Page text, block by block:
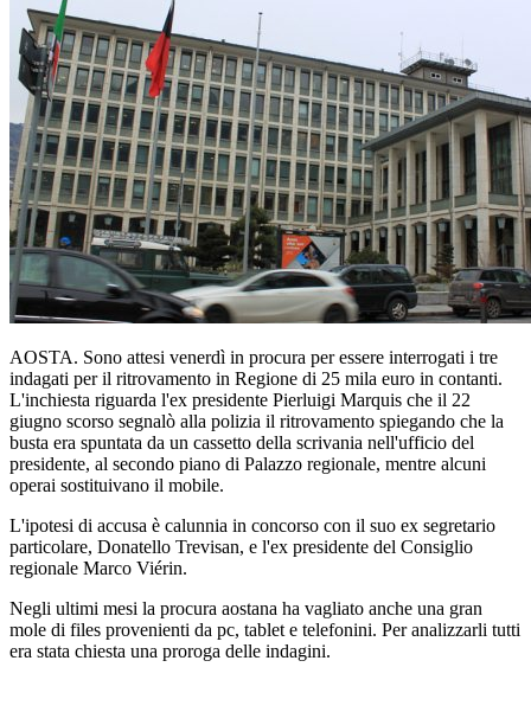
AOSTA. Sono attesi venerdì in procura per essere interrogati i tre
indagati per il ritrovamento in Regione di 25 mila euro in contanti.
L'inchiesta riguarda l'ex presidente Pierluigi Marquis che il 22
giugno scorso segnalò alla polizia il ritrovamento spiegando che la
busta era spuntata da un cassetto della scrivania nell'ufficio del
presidente, al secondo piano di Palazzo regionale, mentre alcuni
operai sostituivano il mobile.
L'ipotesi di accusa è calunnia in concorso con il suo ex segretario
particolare, Donatello Trevisan, e l'ex presidente del Consiglio
regionale Marco Viérin.
Negli ultimi mesi la procura aostana ha vagliato anche una gran
mole di files provenienti da pc, tablet e telefonini. Per analizzarli tutti
era stata chiesta una proroga delle indagini.